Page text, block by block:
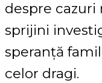
despre cazuri
sprijini
speranță
celor dragi.